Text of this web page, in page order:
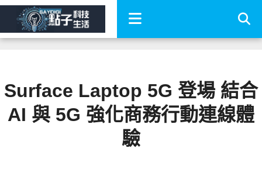
Surface Laptop 5G 登場 結合
AI 與 5G 強化商務行動連線體
驗